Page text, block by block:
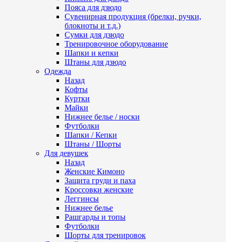
Пояса для дзюдо
Сувенирная продукция (брелки, ручки,
блокноты и т.д.)
Сумки для дзюдо
Тренировочное оборудование
Шапки и кепки
Штаны для дзюдо
Одежда
Назад
Кофты
Куртки
Майки
Нижнее белье / носки
Футболки
Шапки / Кепки
Штаны / Шорты
Для девушек
Назад
Женские Кимоно
Защита груди и паха
Кроссовки женские
Леггинсы
Нижнее белье
Рашгарды и топы
Футболки
Шорты для тренировок